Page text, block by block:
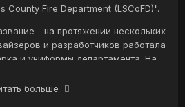
того еще и функциональный -
и нашим усилиям процесс
теперь еще больше.
по направлениям работы нового
Fire Department (LSCoFD)".
- на протяжении нескольких
и разработчиков работала
и униформы департамента. На
стилизованных под
больше